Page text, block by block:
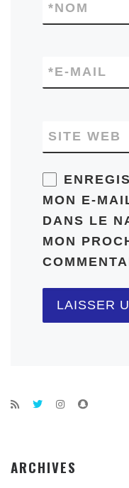
NOM
*
E-MAIL
*
SITE WEB
MON E-
DANS LE
MON
ARCHIVES